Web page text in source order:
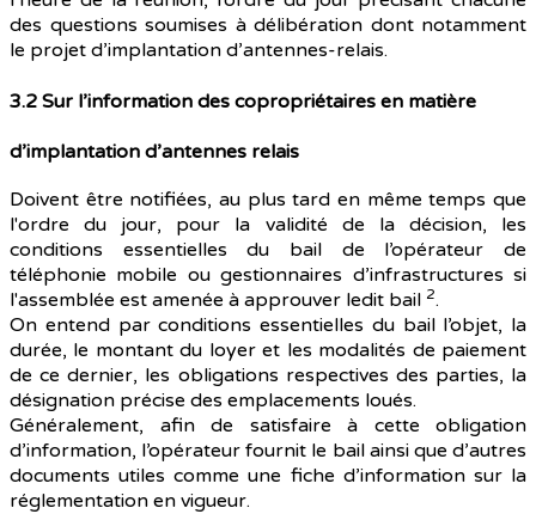
des questions soumises à délibération dont notamment
le projet d’implantation d’antennes-relais.
3.2 Sur l’information des copropriétaires en matière
d’implantation d’antennes relais
Doivent être notifiées, au plus tard en même temps que
l'ordre du jour, pour la validité de la décision, les
conditions essentielles du bail de l’opérateur de
téléphonie mobile ou gestionnaires d’infrastructures si
l'assemblée est amenée à approuver ledit bail 2.
On entend par conditions essentielles du bail l’objet, la
durée, le montant du loyer et les modalités de paiement
de ce dernier, les obligations respectives des parties, la
désignation précise des emplacements loués.
Généralement, afin de satisfaire à cette obligation
d’information, l’opérateur fournit le bail ainsi que d’autres
documents utiles comme une fiche d’information sur la
réglementation en vigueur.